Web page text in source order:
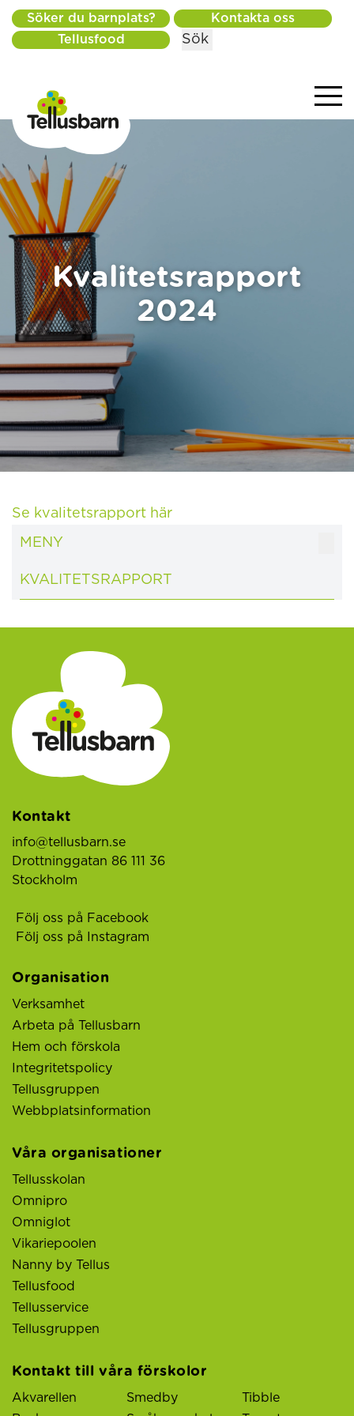
Söker du barnplats?
Kontakta oss
Tellusfood
Sök
Kvalitetsrapport
2024
Se kvalitetsrapport här
MENY
KVALITETSRAPPORT
Kontakt
info@tellusbarn.se
Drottninggatan 86 111 36
Stockholm
Följ oss på Facebook
Följ oss på Instagram
Organisation
Verksamhet
Arbeta på Tellusbarn
Hem och förskola
Integritetspolicy
Tellusgruppen
Webbplatsinformation
Våra organisationer
Tellusskolan
Omnipro
Omniglot
Vikariepoolen
Nanny by Tellus
Tellusfood
Tellusservice
Tellusgruppen
Kontakt till våra förskolor
Akvarellen
Smedby
Tibble